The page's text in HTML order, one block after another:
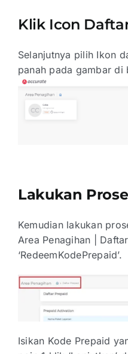
Klik Icon
Selanjutnya pilih Ikon
panah pada gambar di
Lakukan
Kemudian lakukan
Area Penagihan |
‘RedeemKodePrepaid’.
Isikan Kode Prepaid